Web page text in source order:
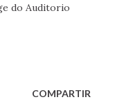
do Auditorio
COMPARTIR